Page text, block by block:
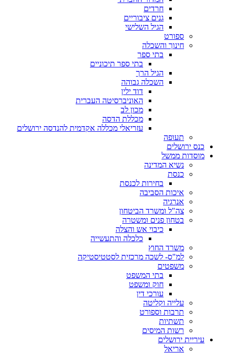
חרדים
גנים ציבוריים
הגיל השלישי
ספורט
חינוך והשכלה
בתי ספר
בתי ספר תיכוניים
הגיל הרך
השכלה גבוהה
דוד ילין
האוניברסיטה העברית
מכון לב
מכללת הדסה
עזריאלי מכללה אקדמית להנדסה ירושלים
תעופה
כנס ירושלים
מוסדות ממשל
נשיא המדינה
כנסת
בחירות לכנסת
איכות הסביבה
אנרגיה
צה"ל ומשרד הביטחון
בטחון פנים ומשטרה
כיבוי אש והצלה
כלכלה והתעשייה
משרד החוץ
למ"ס- לשכה מרכזית לסטטיסטיקה
משפטים
בתי המשפט
חוק ומשפט
עורכי דין
עלייה וקליטה
תרבות וספורט
תשתיות
רשות המיסים
עיריית ירושלים
אריאל